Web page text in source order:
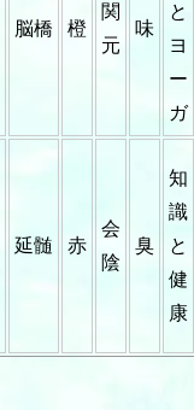
脳橋 橙
関
元
味
と
ヨ
ー
ガ
延髄 赤
会
陰
臭
知
識
と
健
康